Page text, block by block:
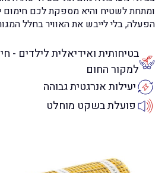
ומתחת לשטיח והיא מספקת לכם חימום
הפעלה, בלי לייבש את האוויר בחלל
בטיחותית ואידיאלית לילדים -
למקור החום
יעילות אנרגטית גבוהה
פועלת בשקט מוחלט